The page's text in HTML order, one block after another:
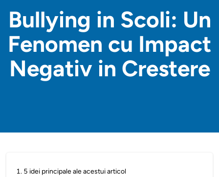
Bullying in Scoli: Un
Fenomen cu Impact
Negativ in Crestere
1. 5 idei principale ale acestui articol